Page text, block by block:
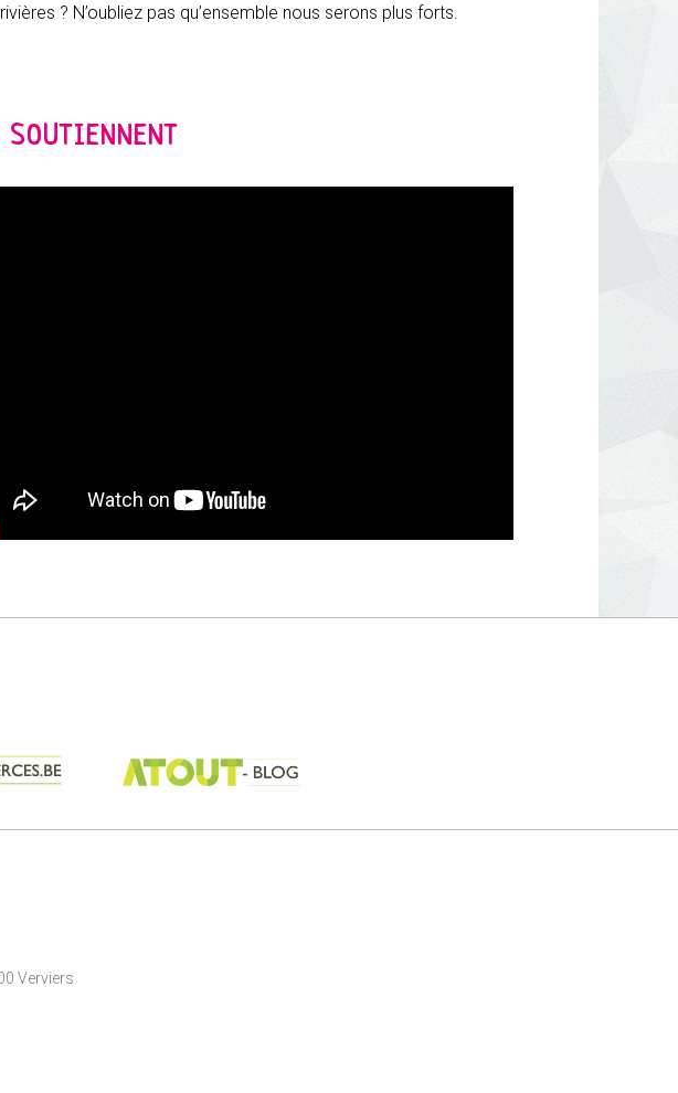
rivières ? N’oubliez pas qu’ensemble nous serons plus forts.
Verviers